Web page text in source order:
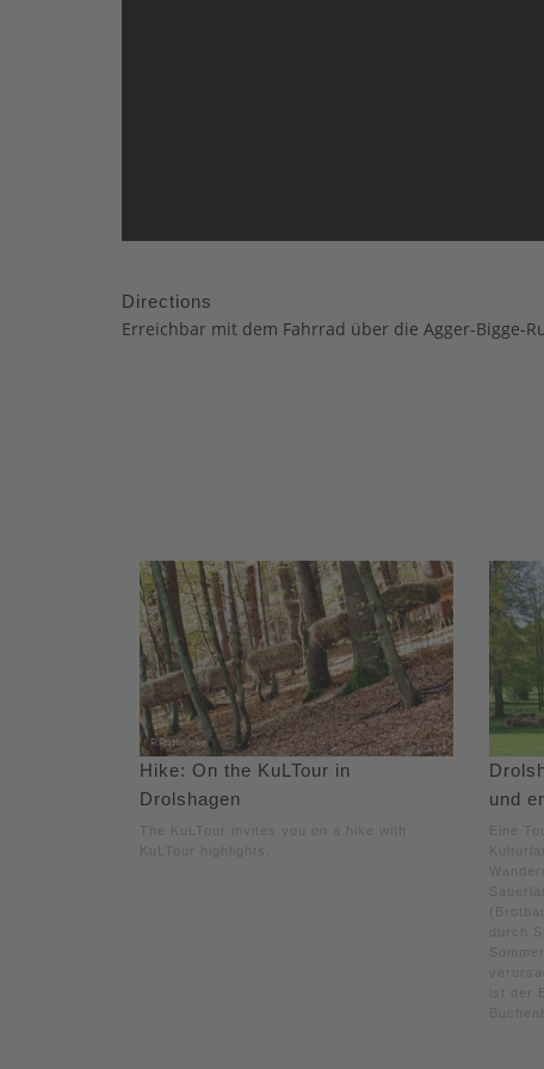
Directions
Erreichbar mit dem Fahrrad über die Agger-Bigge-
Hike: On the KuLTour in
Drolshagen
The KuLTour invites you on a hike with
KuLTour highlights.
und
Eine
durch
ist der